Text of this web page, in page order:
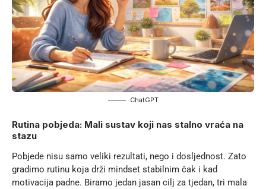
ChatGPT
Rutina pobjeda: Mali sustav koji nas stalno vraća na
stazu
Pobjede nisu samo veliki rezultati, nego i dosljednost. Zato
gradimo rutinu koja drži mindset stabilnim čak i kad
motivacija padne. Biramo jedan jasan cilj za tjedan, tri mala